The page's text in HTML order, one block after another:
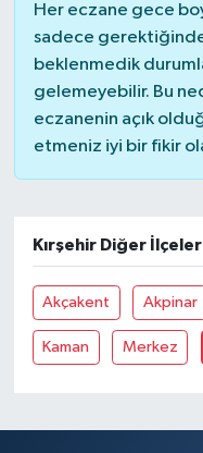
Her eczane gece
sadece gerektiğinde
beklenmedik
gelemeyebilir. Bu
eczanenin açık
etmeniz iyi bir fikir
Kırşehir Diğer İlçeler
Akçakent Akpinar
Kaman Merkez